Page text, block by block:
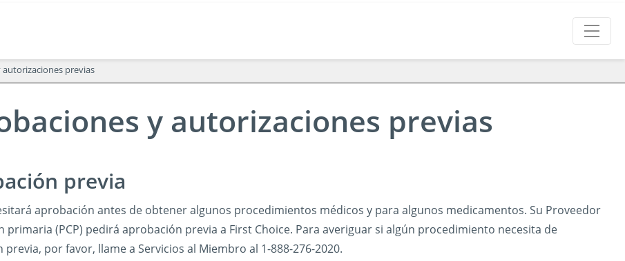
autorizaciones previas
y autorizaciones previas
previa
aprobación antes de obtener algunos procedimientos médicos y para algunos medicamentos. Su Proveedor
primaria (PCP) pedirá aprobación previa a First Choice. Para averiguar si algún procedimiento necesita de
previa, por favor, llame a Servicios al Miembro al 1-888-276-2020.